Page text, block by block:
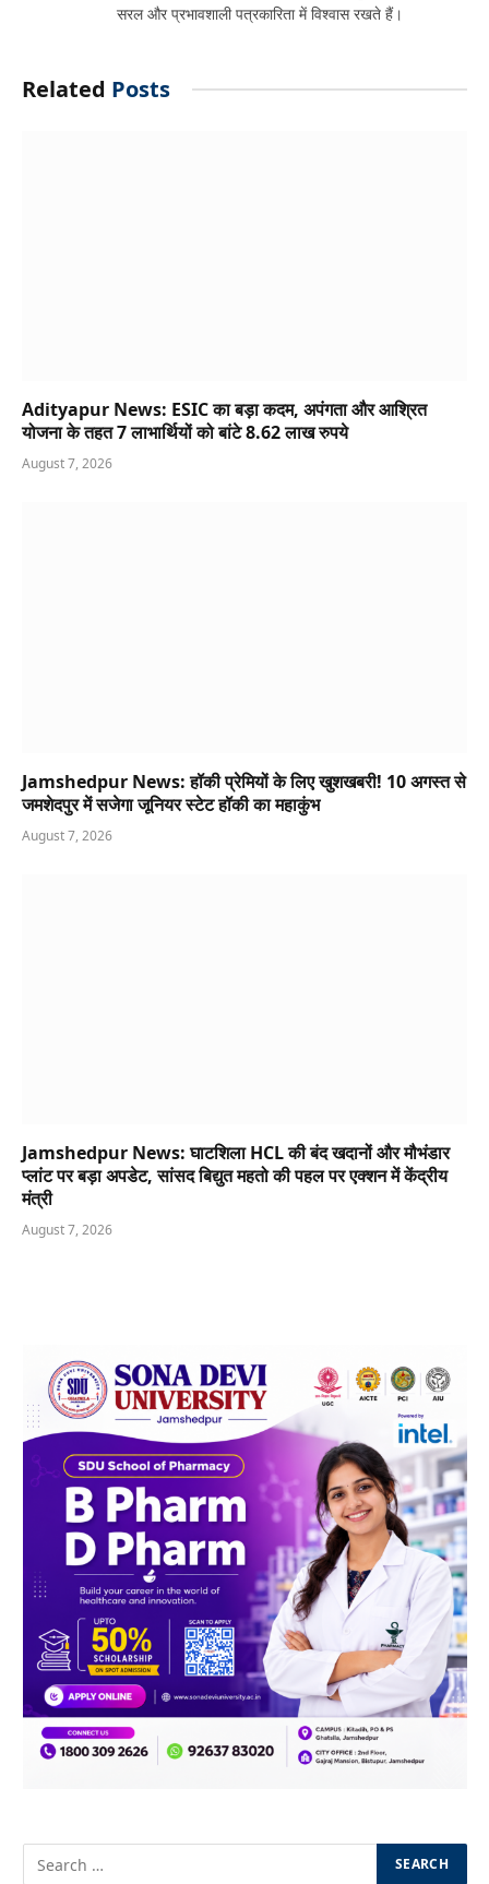
सरल और प्रभावशाली पत्रकारिता में विश्वास रखते हैं।
Related Posts
Adityapur News: ESIC का बड़ा कदम, अपंगता और आश्रित
योजना के तहत 7 लाभार्थियों को बांटे 8.62 लाख रुपये
August 7, 2026
Jamshedpur News: हॉकी प्रेमियों के लिए खुशखबरी! 10 अगस्त से
जमशेदपुर में सजेगा जूनियर स्टेट हॉकी का महाकुंभ
August 7, 2026
Jamshedpur News: घाटशिला HCL की बंद खदानों और मौभंडार
प्लांट पर बड़ा अपडेट, सांसद बिद्युत महतो की पहल पर एक्शन में केंद्रीय
मंत्री
August 7, 2026